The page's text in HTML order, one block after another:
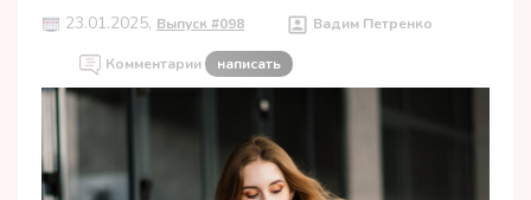
23.01.2025, Выпуск #098 Вадим Петренко
Комментарии написать